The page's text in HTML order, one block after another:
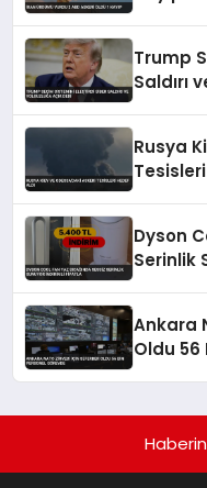
Trump
Saldırı
Rusya
Dyson
Serinlik
Ankara
Oldu 56